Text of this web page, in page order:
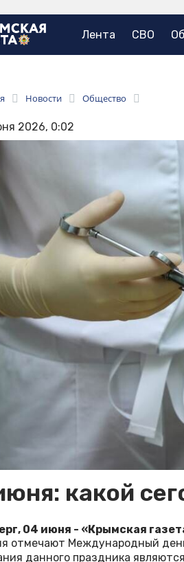
Лента СВО
Новости Общество
2026, 0:02
какой
04 июня - «Крымская
отмечают Международный
данного праздника